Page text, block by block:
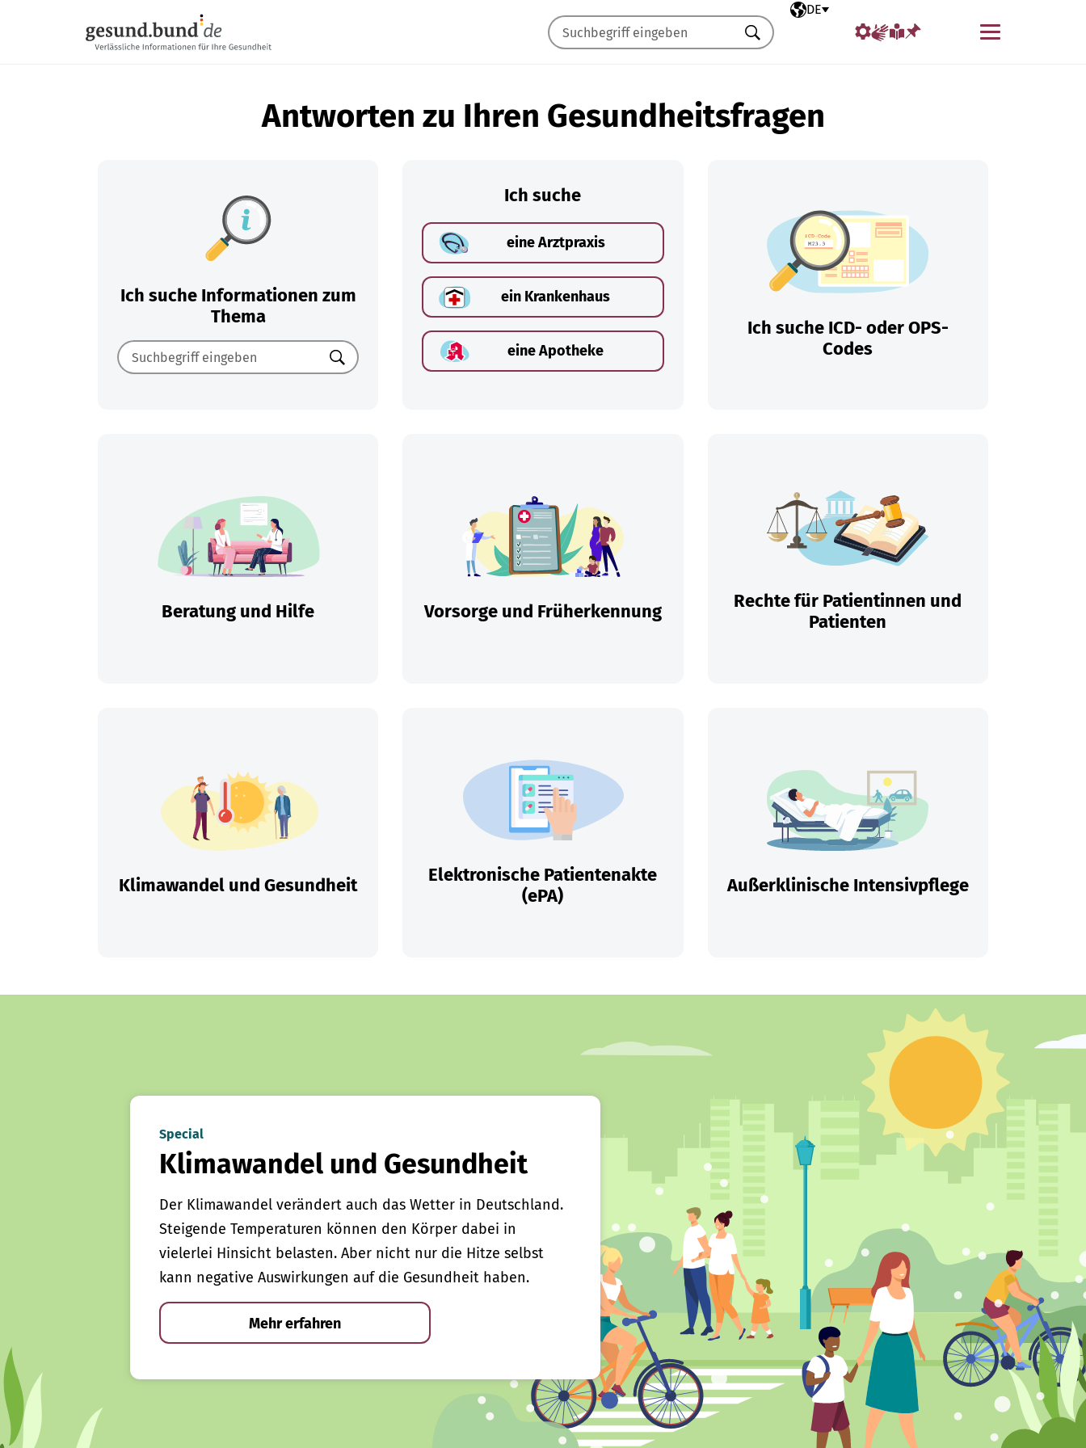
Ausgewählte Sprache
DE
Menü
Suchen
Antworten zu Ihren Gesundheitsfragen
Ich suche Informationen zum
Thema
Suchen
Ich suche
eine Arztpraxis
ein Krankenhaus
eine Apotheke
Ich suche ICD- oder OPS-
Codes
Beratung und Hilfe Vorsorge und Früherkennung
Rechte für Patientinnen und
Patienten
Klimawandel und Gesundheit
Elektronische Patientenakte
(ePA)
Außerklinische Intensivpflege
Special
Klimawandel und Gesundheit
Der Klimawandel verändert auch das Wetter in Deutschland.
Steigende Temperaturen können den Körper dabei in
vielerlei Hinsicht belasten. Aber nicht nur die Hitze selbst
kann negative Auswirkungen auf die Gesundheit haben.
Mehr erfahren